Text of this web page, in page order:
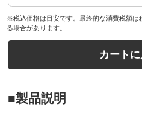
※税込価格は目安です。最終的な消費税額は
る場合があります。
カート
■製品説明